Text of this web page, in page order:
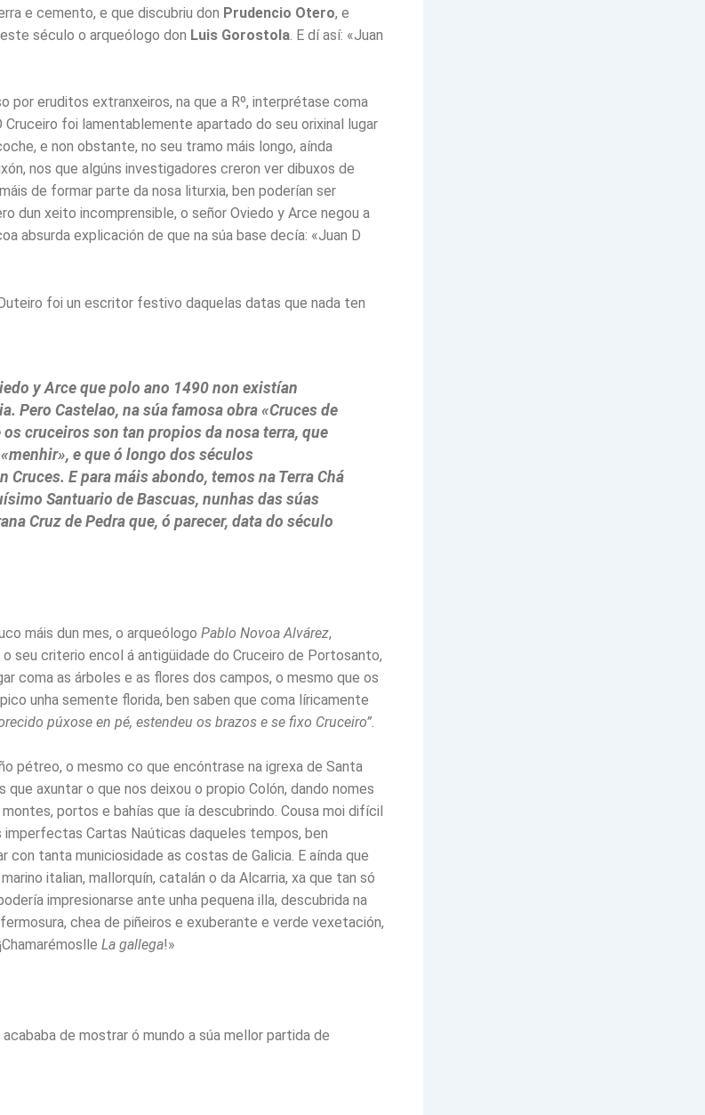
e cemento, e que discubriu don Prudencio Otero, e
século o arqueólogo don Luis Gorostola . E dí así: «Juan
por eruditos extranxeiros, na que a Rº, interprétase coma
Cruceiro foi lamentablemente apartado do seu orixinal lugar
e non obstante, no seu tramo máis longo, aínda
nos que algúns investigadores creron ver dibuxos de
de formar parte da nosa liturxia, ben poderían ser
dun xeito incomprensible, o señor Oviedo y Arce negou a
absurda explicación de que na súa base decía: «Juan D
foi un escritor festivo daquelas datas que nada ten
y Arce que polo ano 1490 non existían
Pero Castelao, na súa famosa obra «Cruces de
os cruceiros son tan propios da nosa terra, que
e que ó longo dos séculos
Cruces. E para máis abondo, temos na Terra Chá
Santuario de Bascuas, nunhas das súas
Cruz de Pedra que, ó parecer, data do século
máis dun mes, o arqueólogo Pablo Novoa Alvárez,
seu criterio encol á antigüidade do Cruceiro de Portosanto,
coma as árboles e as flores dos campos, o mesmo que os
unha semente florida, ben saben que coma líricamente
púxose en pé, estendeu os brazos e se fixo Cruceiro”.
pétreo, o mesmo co que encóntrase na igrexa de Santa
que axuntar o que nos deixou o propio Colón, dando nomes
portos e bahías que ía descubrindo. Cousa moi difícil
Cartas Naúticas daqueles tempos, ben
con tanta municiosidade as costas de Galicia. E aínda que
italian, mallorquín, catalán o da Alcarria, xa que tan só
impresionarse ante unha pequena illa, descubrida na
chea de piñeiros e exuberante e verde vexetación,
La gallega!»
de mostrar ó mundo a súa mellor partida de